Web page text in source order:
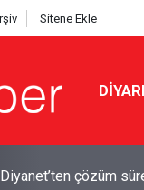
Sitene Ekle
Mardin’de feci kaza: 1